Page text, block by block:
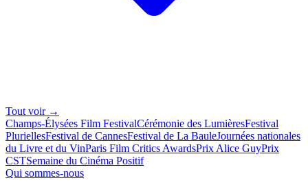
Tout voir →
Champs-Élysées Film FestivalCérémonie des LumièresFestival
PluriellesFestival de CannesFestival de La BauleJournées nationales
du Livre et du VinParis Film Critics AwardsPrix Alice GuyPrix
CSTSemaine du Cinéma Positif
Qui sommes-nous